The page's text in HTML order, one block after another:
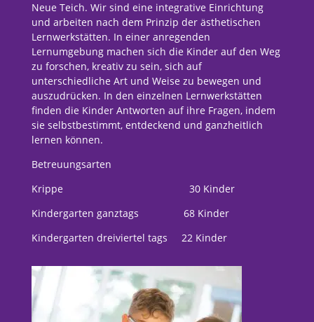
Neue Teich. Wir sind eine integrative Einrichtung
und arbeiten nach dem Prinzip der ästhetischen
Lernwerkstätten. In einer anregenden
Lernumgebung machen sich die Kinder auf den Weg
zu forschen, kreativ zu sein, sich auf
unterschiedliche Art und Weise zu bewegen und
auszudrücken. In den einzelnen Lernwerkstätten
finden die Kinder Antworten auf ihre Fragen, indem
sie selbstbestimmt, entdeckend und ganzheitlich
lernen können.
Betreuungsarten
Krippe 30 Kinder
Kindergarten ganztags 68 Kinder
Kindergarten dreiviertel tags 22 Kinder